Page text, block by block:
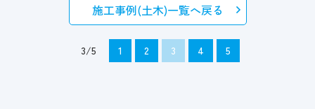
施工事例(土木)一覧へ戻る
3/5 1 2 3 4 5